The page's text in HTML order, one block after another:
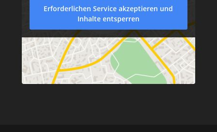
Erforderlichen Service akzeptieren und
Inhalte entsperren